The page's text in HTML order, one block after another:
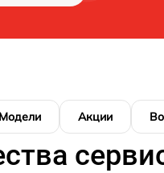
Модели Акции